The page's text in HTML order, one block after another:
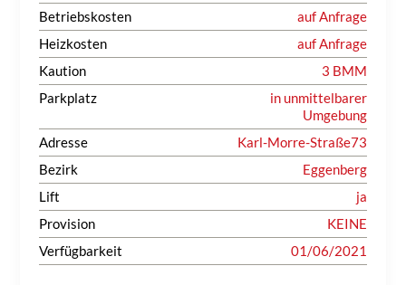
Betriebskosten
auf Anfrage
Heizkosten
auf Anfrage
Kaution
3 BMM
Parkplatz
in unmittelbarer
Umgebung
Adresse
Karl-Morre-Straße73
Bezirk
Eggenberg
Lift
ja
Provision
KEINE
Verfügbarkeit
01/06/2021